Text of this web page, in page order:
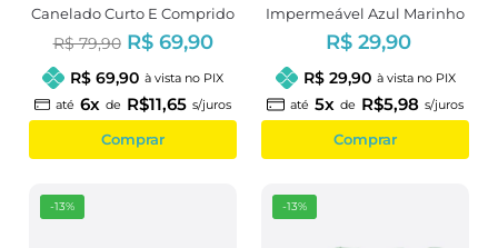
Canelado Curto E Comprido
Vermelho
R$ 79,90 R$ 69,90
R$ 69,90 à vista no PIX
até 6x de R$11,65 s/juros
Comprar
Impermeável Azul Marinho
R$ 29,90
R$ 29,90 à vista no PIX
até 5x de R$5,98 s/juros
Comprar
-13% -13%